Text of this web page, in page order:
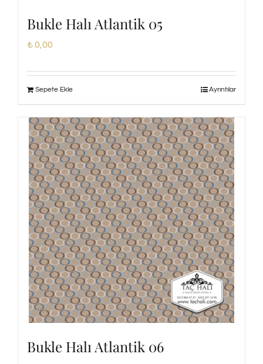
Bukle Halı Atlantik 05
₺0,00
Sepete Ekle Ayrıntılar
Bukle Halı Atlantik 06